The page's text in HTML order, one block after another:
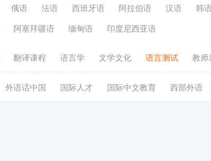
俄语 法语 西班牙语 阿拉伯语 汉语 韩
阿塞拜疆语 缅甸语 印度尼西亚语
翻译课程 语言学 文学文化 语言测试 教师
外语话中国 国际人才 国际中文教育 西部外语